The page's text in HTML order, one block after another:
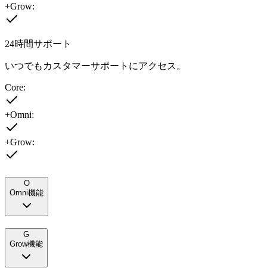
+Grow:
24時間サポート
いつでもカスタマーサポートにアクセス。
Core:
+Omni:
+Grow:
O
Omni機能
G
Grow機能